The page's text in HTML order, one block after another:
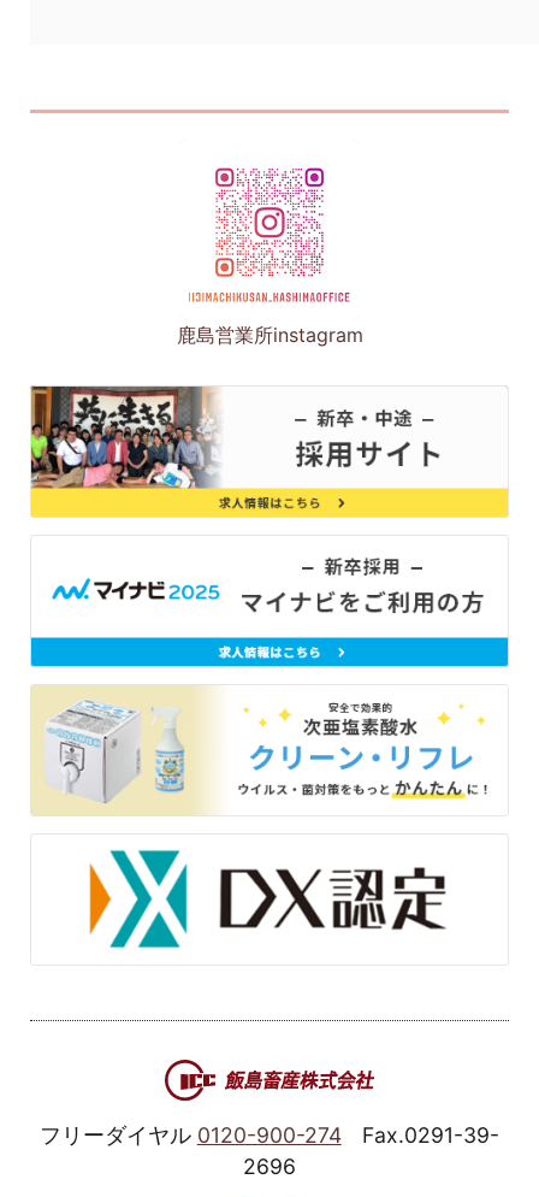
鹿島営業所instagram
フリーダイヤル 0120-900-274
Fax.0291-39-
2696